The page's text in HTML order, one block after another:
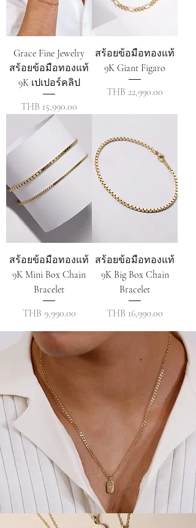
Grace Fine Jewelry
สร้อยข้อมือทองแท้
9K เปเปอร์คลิป
ราคา
THB 15,990.00
สร้อยข้อมือทองแท้
9K Giant Figaro
ราคา
THB 22,990.00
สร้อยข้อมือทองแท้
9K Mini Box Chain
Bracelet
ราคา
THB 9,990.00
สร้อยข้อมือทองแท้
9K Big Box Chain
Bracelet
ราคา
THB 16,990.00